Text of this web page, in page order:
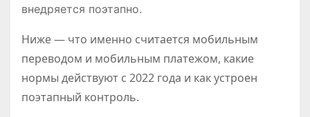
внедряется поэтапно.
Ниже — что именно считается мобильным
переводом и мобильным платежом, какие
нормы действуют с 2022 года и как устроен
поэтапный контроль.